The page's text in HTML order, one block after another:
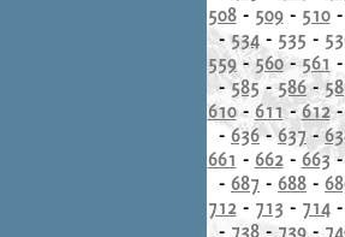
508- 509- 510-
-534 - 535 -
559- 560-561 -
-585 -586-
610- 611 - 612-
- 636-637-
661 - 662- 663 -
- 687 - 688 -
712- 713 - 714-
- 738 - 739 -